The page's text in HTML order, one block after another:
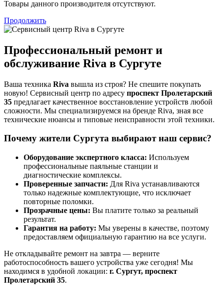
Товары данного производителя отсутствуют.
Продолжить
Профессиональный ремонт и
обслуживание Riva в Сургуте
Ваша техника Riva вышла из строя? Не спешите покупать
новую! Сервисный центр по адресу проспект Пролетарский
35 предлагает качественное восстановление устройств любой
сложности. Мы специализируемся на бренде Riva, зная все
технические нюансы и типовые неисправности этой техники.
Почему жители Сургута выбирают наш сервис?
Оборудование экспертного класса: Используем
профессиональные паяльные станции и
диагностические комплексы.
Проверенные запчасти: Для Riva устанавливаются
только надежные комплектующие, что исключает
повторные поломки.
Прозрачные цены: Вы платите только за реальный
результат.
Гарантия на работу: Мы уверены в качестве, поэтому
предоставляем официальную гарантию на все услуги.
Не откладывайте ремонт на завтра — верните
работоспособность вашего устройства уже сегодня! Мы
находимся в удобной локации: г. Сургут, проспект
Пролетарский 35.